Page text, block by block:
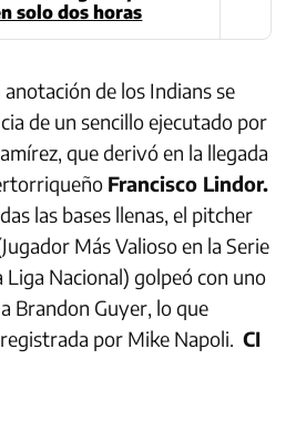
solo dos horas
de los Indians se
de un sencillo ejecutado por
que derivó en la llegada
Francisco Lindor.
las bases llenas, el pitcher
Más Valioso en la Serie
Liga Nacional) golpeó con uno
Brandon Guyer, lo que
por Mike Napoli.CI